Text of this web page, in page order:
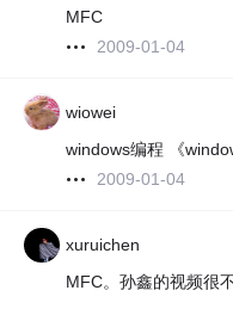
MFC
2009-01-04
wiowei
windows编程 《
2009-01-04
xuruichen
MFC。孙鑫的视频很不